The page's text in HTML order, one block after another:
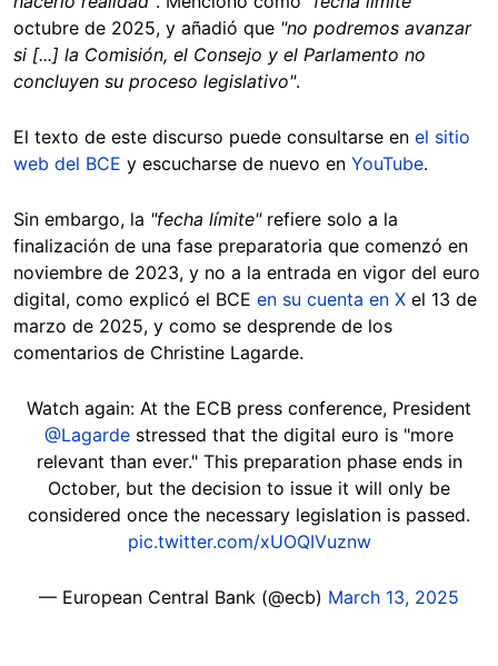
octubre de 2025, y añadió que "no podremos avanzar
si [...] la Comisión, el Consejo y el Parlamento no
concluyen su proceso legislativo".
El texto de este discurso puede consultarse en el sitio
web del BCE y escucharse de nuevo en YouTube.
Sin embargo, la "fecha límite"refiere solo a la
finalización de una fase preparatoria que comenzó en
noviembre de 2023, y no a la entrada en vigor del euro
digital, como explicó el BCE en su cuenta en X el 13 de
marzo de 2025, y como se desprende de los
comentarios de Christine Lagarde.
Watch again: At the ECB press conference, President
@Lagarde stressed that the digital euro is "more
relevant than ever." This preparation phase ends in
October, but the decision to issue it will only be
considered once the necessary legislation is passed.
pic.twitter.com/xUOQIVuznw
— European Central Bank (@ecb) March 13, 2025